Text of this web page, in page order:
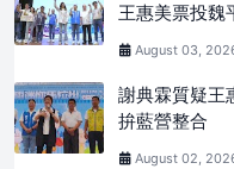
王惠美票投魏
August 03,
謝典霖質疑王
拚藍營整合
August 02,